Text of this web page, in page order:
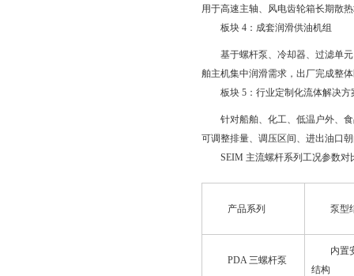
用于高速主轴、风电齿轮箱长期散
板块 4：成套润滑供油机组
基于螺杆泵、冷却器、过滤单
舶主机集中润滑需求，出厂完成整
板块 5：行业定制化流体解决方
针对船舶、化工、低温户外、
可调整排量、调压区间、进出油口
SEIM 主流螺杆系列工况参数对
产品系列 泵型
PDA 三螺杆泵
内置
结构